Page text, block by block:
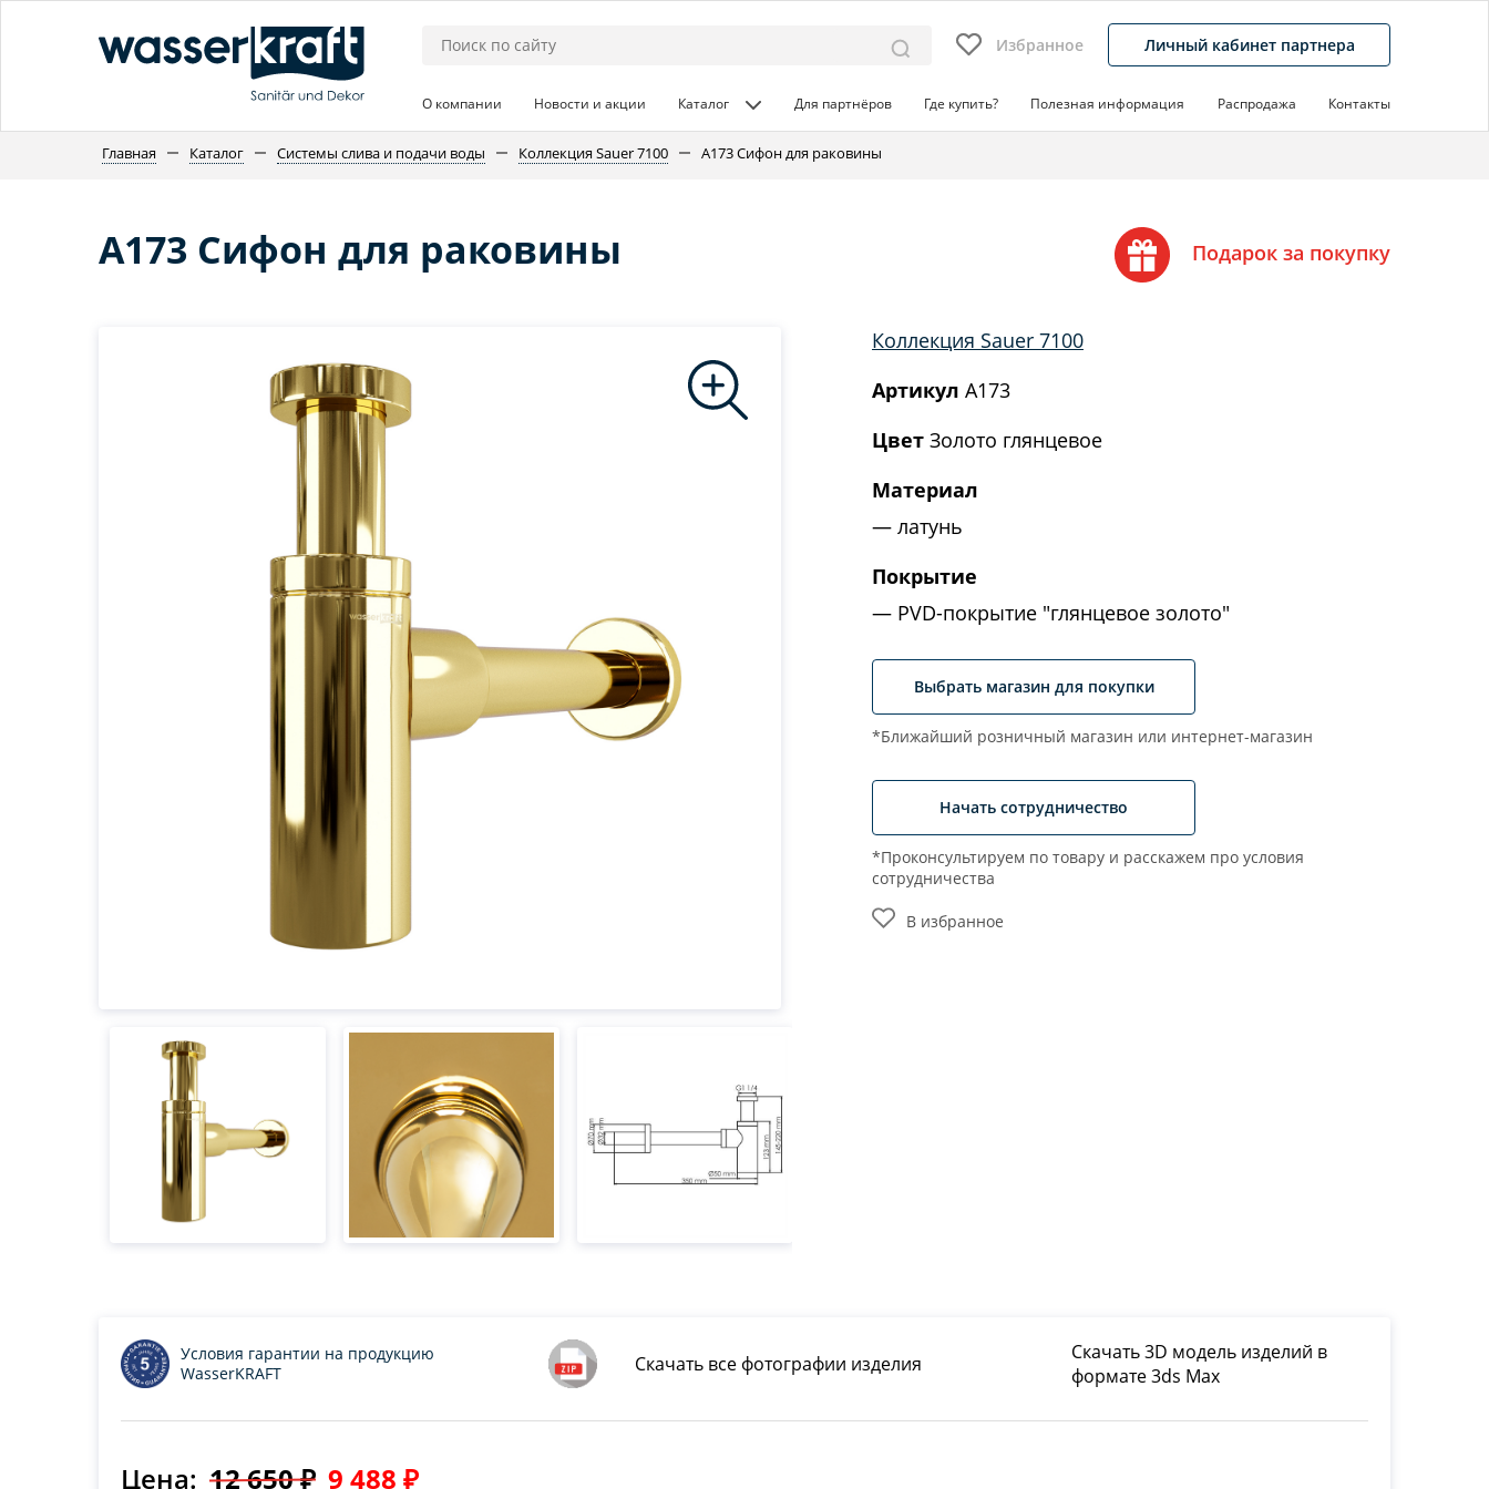
Избранное Личный кабинет партнера
О компании Новости и акции Каталог Для партнёров Где купить? Полезная информация Распродажа Контакты
Главная Каталог Системы слива и подачи воды Коллекция Sauer 7100 A173 Сифон для раковины
A173 Сифон для раковины Подарок за покупку
Коллекция Sauer 7100
Артикул A173
Цвет Золото глянцевое
Материал
латунь
Покрытие
PVD-покрытие "глянцевое золото"
Выбрать магазин для покупки
*Ближайший розничный магазин или интернет-магазин
Начать сотрудничество
*Проконсультируем по товару и расскажем про условия
сотрудничества
В избранное
Скачать все фотографии изделия
Скачать 3D модель изделий в
формате 3ds Max
Условия гарантии на продукцию
WasserKRAFT
Цена: 12 650 ₽ 9 488 ₽